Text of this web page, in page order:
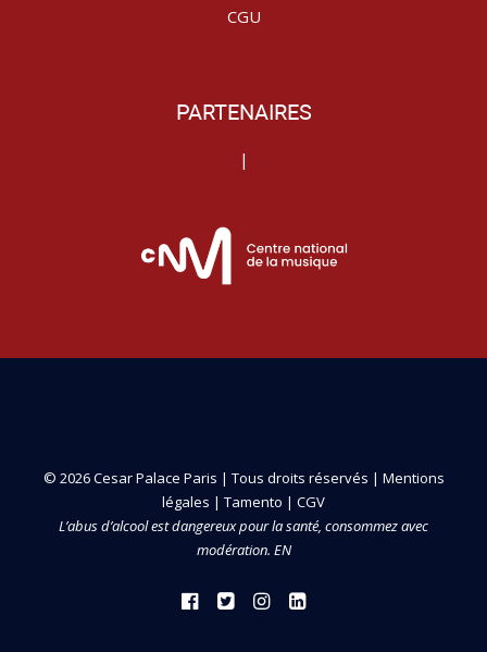
CGU
PARTENAIRES
|
© 2026 Cesar Palace Paris | Tous droits réservés | Mentions
légales | Tamento | CGV
L’abus d’alcool est dangereux pour la santé, consommez avec
modération. EN